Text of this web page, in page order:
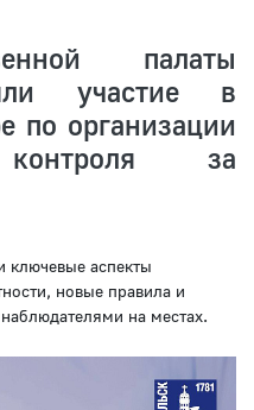
палаты
участие в
по организации
контроля за
ключевые аспекты
новые правила и
на местах.